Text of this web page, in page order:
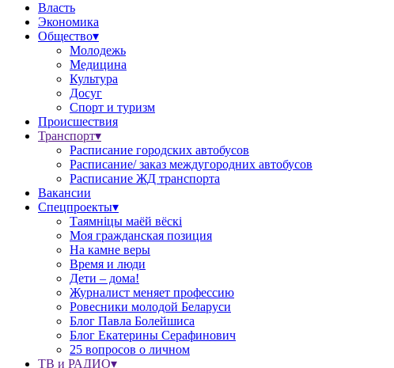
Власть
Экономика
Общество▾
Молодежь
Медицина
Культура
Досуг
Спорт и туризм
Происшествия
Транспорт▾
Расписание городских автобусов
Расписание/ заказ междугородних автобусов
Расписание ЖД транспорта
Вакансии
Спецпроекты▾
Таямніцы маёй вёскі
Моя гражданская позиция
На камне веры
Время и люди
Дети – дома!
Журналист меняет профессию
Ровесники молодой Беларуси
Блог Павла Болейшиса
Блог Екатерины Серафинович
25 вопросов о личном
ТВ и РАДИО▾